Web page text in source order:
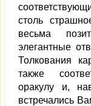
столь
весьма
элегантные
Толкования
также
оракулу и,
встречались